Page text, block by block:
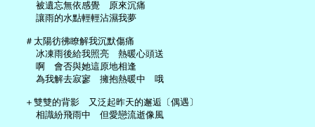
     被遺忘無依感覺　原來沉痛
     讓雨的水點輕輕沾濕我夢
   ＃太陽彷彿瞭解我沉默傷痛
     冰凍雨後給我照亮　熱暖心頭送
     啊　會否與她這原地相逢
     為我解去寂寥　擁抱熱暖中　哦
   ＋雙雙的背影　又泛起昨天的邂逅〔偶遇〕
     相識紛飛雨中　但愛戀流逝像風